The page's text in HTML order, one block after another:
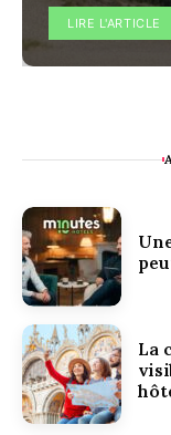
LIRE L'ARTICLE
La